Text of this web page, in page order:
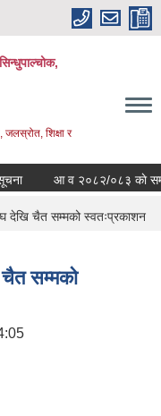
शिक्षा र
आ व २०८२/०८३ काे
चैत सम्मको स्वतःप्रकाशन
सम्मको